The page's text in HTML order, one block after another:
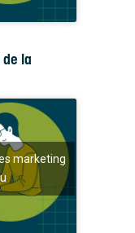
la
marketing